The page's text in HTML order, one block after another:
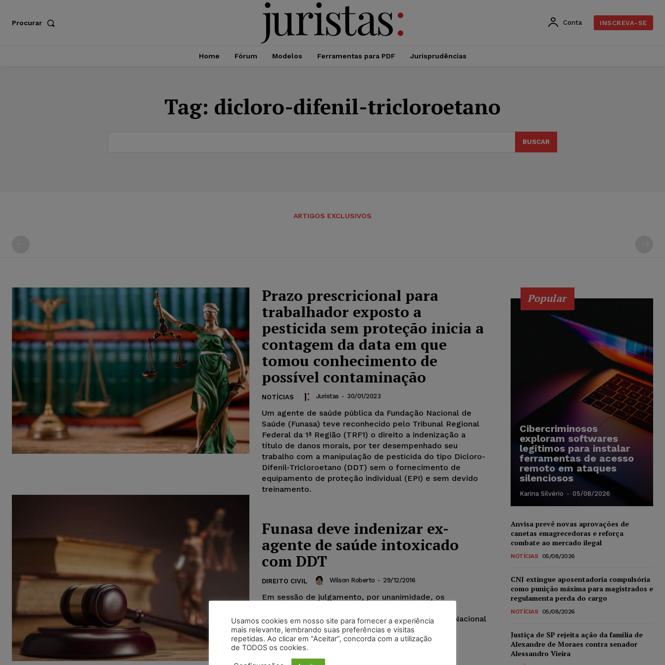
Procurar Conta INSCREVA-SE
Home Fórum Modelos Ferramentas para PDF Jurisprudências
Tag: dicloro-difenil-tricloroetano
BUSCAR
ARTIGOS EXCLUSIVOS
Prazo prescricional para
trabalhador exposto a
pesticida sem proteção inicia a
contagem da data em que
tomou conhecimento de
possível contaminação
NOTÍCIAS Juristas - 30/01/2023
Um agente de saúde pública da Fundação Nacional de
Saúde (Funasa) teve reconhecido pelo Tribunal Regional
Federal da 1ª Região (TRF1) o direito a indenização a
título de danos morais, por ter desempenhado seu
trabalho com a manipulação de pesticida do tipo Dicloro-
Difenil-Tricloroetano (DDT) sem o fornecimento de
equipamento de proteção individual (EPI) e sem devido
treinamento.
Funasa deve indenizar ex-
agente de saúde intoxicado
com DDT
DIREITO CIVIL Wilson Roberto - 29/12/2016
Em sessão de julgamento, por unanimidade, os
provimento ao recurso interposto pela Fundação Nacional
de Saúde (Funasa) e...
Popular
Cibercriminosos
exploram softwares
legítimos para instalar
ferramentas de acesso
remoto em ataques
silenciosos
Karina Silvério - 05/08/2026
Anvisa prevê novas aprovações de
canetas emagrecedoras e reforça
combate ao mercado ilegal
NOTÍCIAS 05/08/2026
CNJ extingue aposentadoria compulsória
como punição máxima para magistrados e
regulamenta perda do cargo
NOTÍCIAS 05/08/2026
Justiça de SP rejeita ação da família de
Alexandre de Moraes contra senador
Alessandro Vieira
Usamos cookies em nosso site para fornecer a experiência
mais relevante, lembrando suas preferências e visitas
repetidas. Ao clicar em “Aceitar”, concorda com a utilização
de TODOS os cookies.